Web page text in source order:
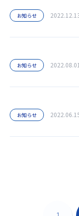
お知らせ
お知らせ 2022.08.01
お知らせ